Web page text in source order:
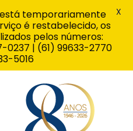
temporariamente
é restabelecido, os
pelos números:
0237 | (61) 99633-2770
5016
X